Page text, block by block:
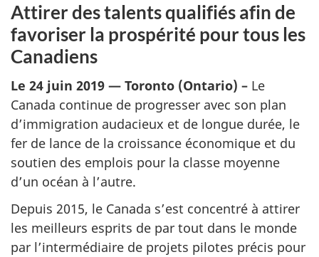
Attirer des talents qualifiés afin de
favoriser la prospérité pour tous les
Canadiens
Le 24 juin 2019 — Toronto (Ontario) – Le
Canada continue de progresser avec son plan
d’immigration audacieux et de longue durée, le
fer de lance de la croissance économique et du
soutien des emplois pour la classe moyenne
d’un océan à l’autre.
Depuis 2015, le Canada s’est concentré à attirer
les meilleurs esprits de par tout dans le monde
par l’intermédiaire de projets pilotes précis pour